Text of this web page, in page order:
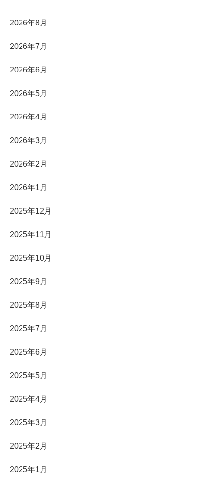
2026年8月
2026年7月
2026年6月
2026年5月
2026年4月
2026年3月
2026年2月
2026年1月
2025年12月
2025年11月
2025年10月
2025年9月
2025年8月
2025年7月
2025年6月
2025年5月
2025年4月
2025年3月
2025年2月
2025年1月